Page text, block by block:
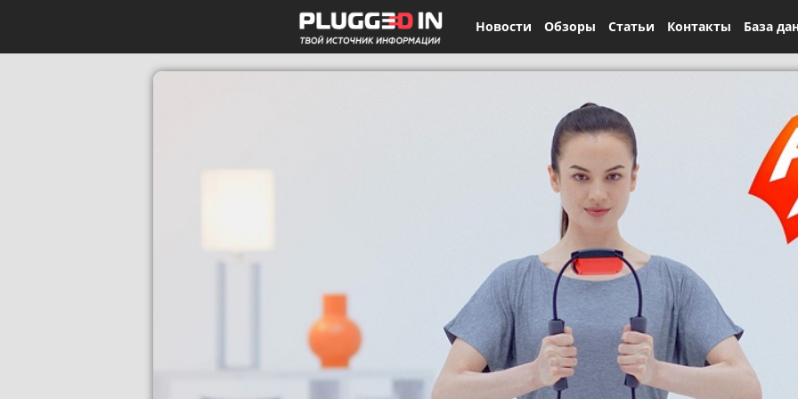
Новости Обзоры Статьи Контакты База